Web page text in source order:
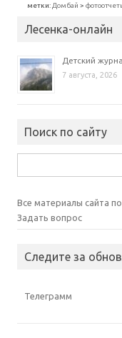
метки: Домбай >
Лесенка-онлайн
Детский
7 августа, 2026
Поиск по сайту
Все материалы сайта
Задать вопрос
Следите за
Телеграмм